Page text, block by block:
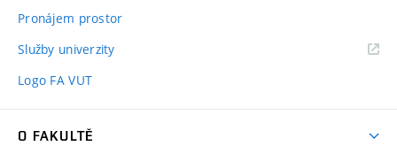
Pronájem prostor
Služby univerzity
Logo FA VUT
O FAKULTĚ